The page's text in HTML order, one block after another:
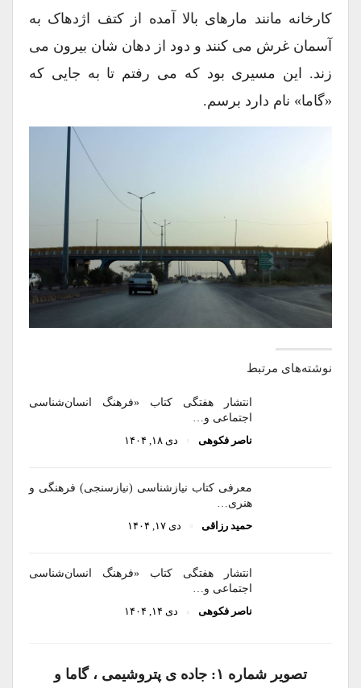
کارخانه مانند مارهای بالا آمده از کتف اژدهاک به
آسمان غرش می کنند و دود از دهان شان بیرون می
زند. این مسیری بود که می رفتم تا به جایی که
«گاما» نام دارد برسم.
نوشته‌های مرتبط
انتشار هفتگی کتاب «فرهنگ انسان‌شناسی
اجتماعی و…
ناصر فکوهی
دی ۱۸, ۱۴۰۴
معرفی کتاب نیازشناسی (نیازسنجی) فرهنگی و
هنری…
حمید رزاقی
دی ۱۷, ۱۴۰۴
انتشار هفتگی کتاب «فرهنگ انسان‌شناسی
اجتماعی و…
ناصر فکوهی
دی ۱۴, ۱۴۰۴
تصویر شماره ۱: جاده ی پتروشیمی ، گاما و